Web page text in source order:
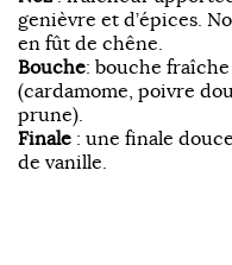
genièvre et d’épices.
en fût de chêne.
Bouche: bouche
(cardamome, poivre
prune).
Finale : une finale
de vanille.